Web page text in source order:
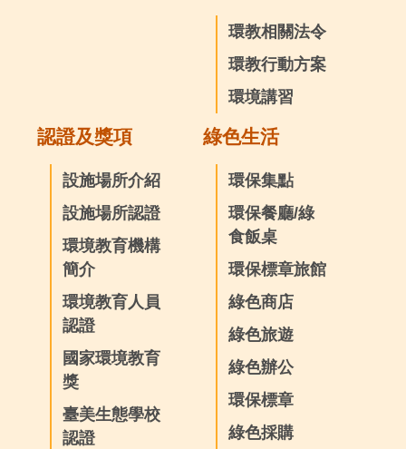
環教相關法令
環教行動方案
環境講習
認證及獎項
設施場所介紹
設施場所認證
環境教育機構
簡介
環境教育人員
認證
國家環境教育
獎
臺美生態學校
認證
綠色生活
環保集點
環保餐廳/綠
食飯桌
環保標章旅館
綠色商店
綠色旅遊
綠色辦公
環保標章
綠色採購